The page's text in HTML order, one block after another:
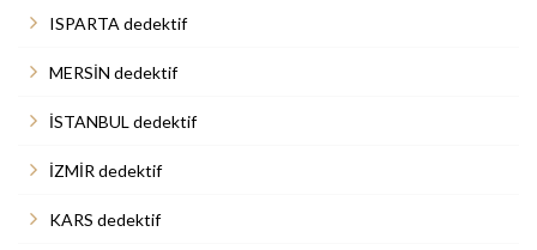
ISPARTA dedektif
MERSİN dedektif
İSTANBUL dedektif
İZMİR dedektif
KARS dedektif